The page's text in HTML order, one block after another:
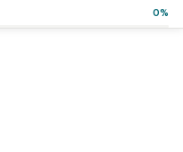
0%